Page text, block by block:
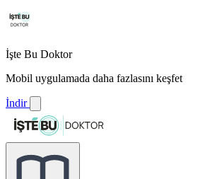
İşte Bu Doktor
Mobil uygulamada daha fazlasını keşfet
İndir